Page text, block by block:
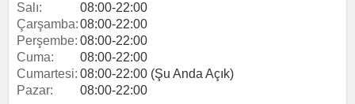
Salı:
08:00-22:00
Çarşamba:08:00-22:00
Perşembe: 08:00-22:00
Cuma:
08:00-22:00
Cumartesi: 08:00-22:00 (Şu Anda Açık)
Pazar:
08:00-22:00